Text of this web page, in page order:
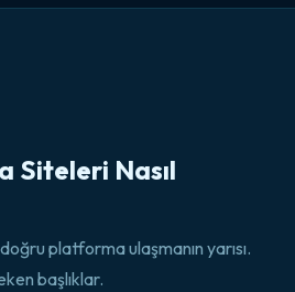
Siteleri Nasıl
platforma ulaşmanın yarısı.
başlıklar.